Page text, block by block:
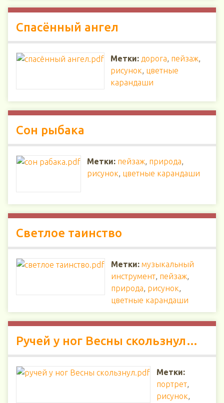
Спасённый ангел
Метки: дорога, пейзаж,
рисунок, цветные
карандаши
Сон рыбака
Метки: пейзаж, природа,
рисунок, цветные карандаши
Светлое таинство
Метки: музыкальный
инструмент, пейзаж,
природа, рисунок,
цветные карандаши
Ручей у ног Весны скользнул…
Метки:
портрет,
рисунок,